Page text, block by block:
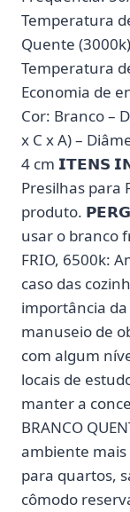
Temperatura
Quente
Temperatura
Economia de
Cor: Branco –
x C x A) –
4 cm 𝗜𝗧𝗘𝗡𝗦
Presilhas para
produto.
usar o branco
FRIO, 6500k:
caso das
importância
manuseio de
com algum
locais de
manter a
BRANCO
ambiente mais
para quartos,
cômodo